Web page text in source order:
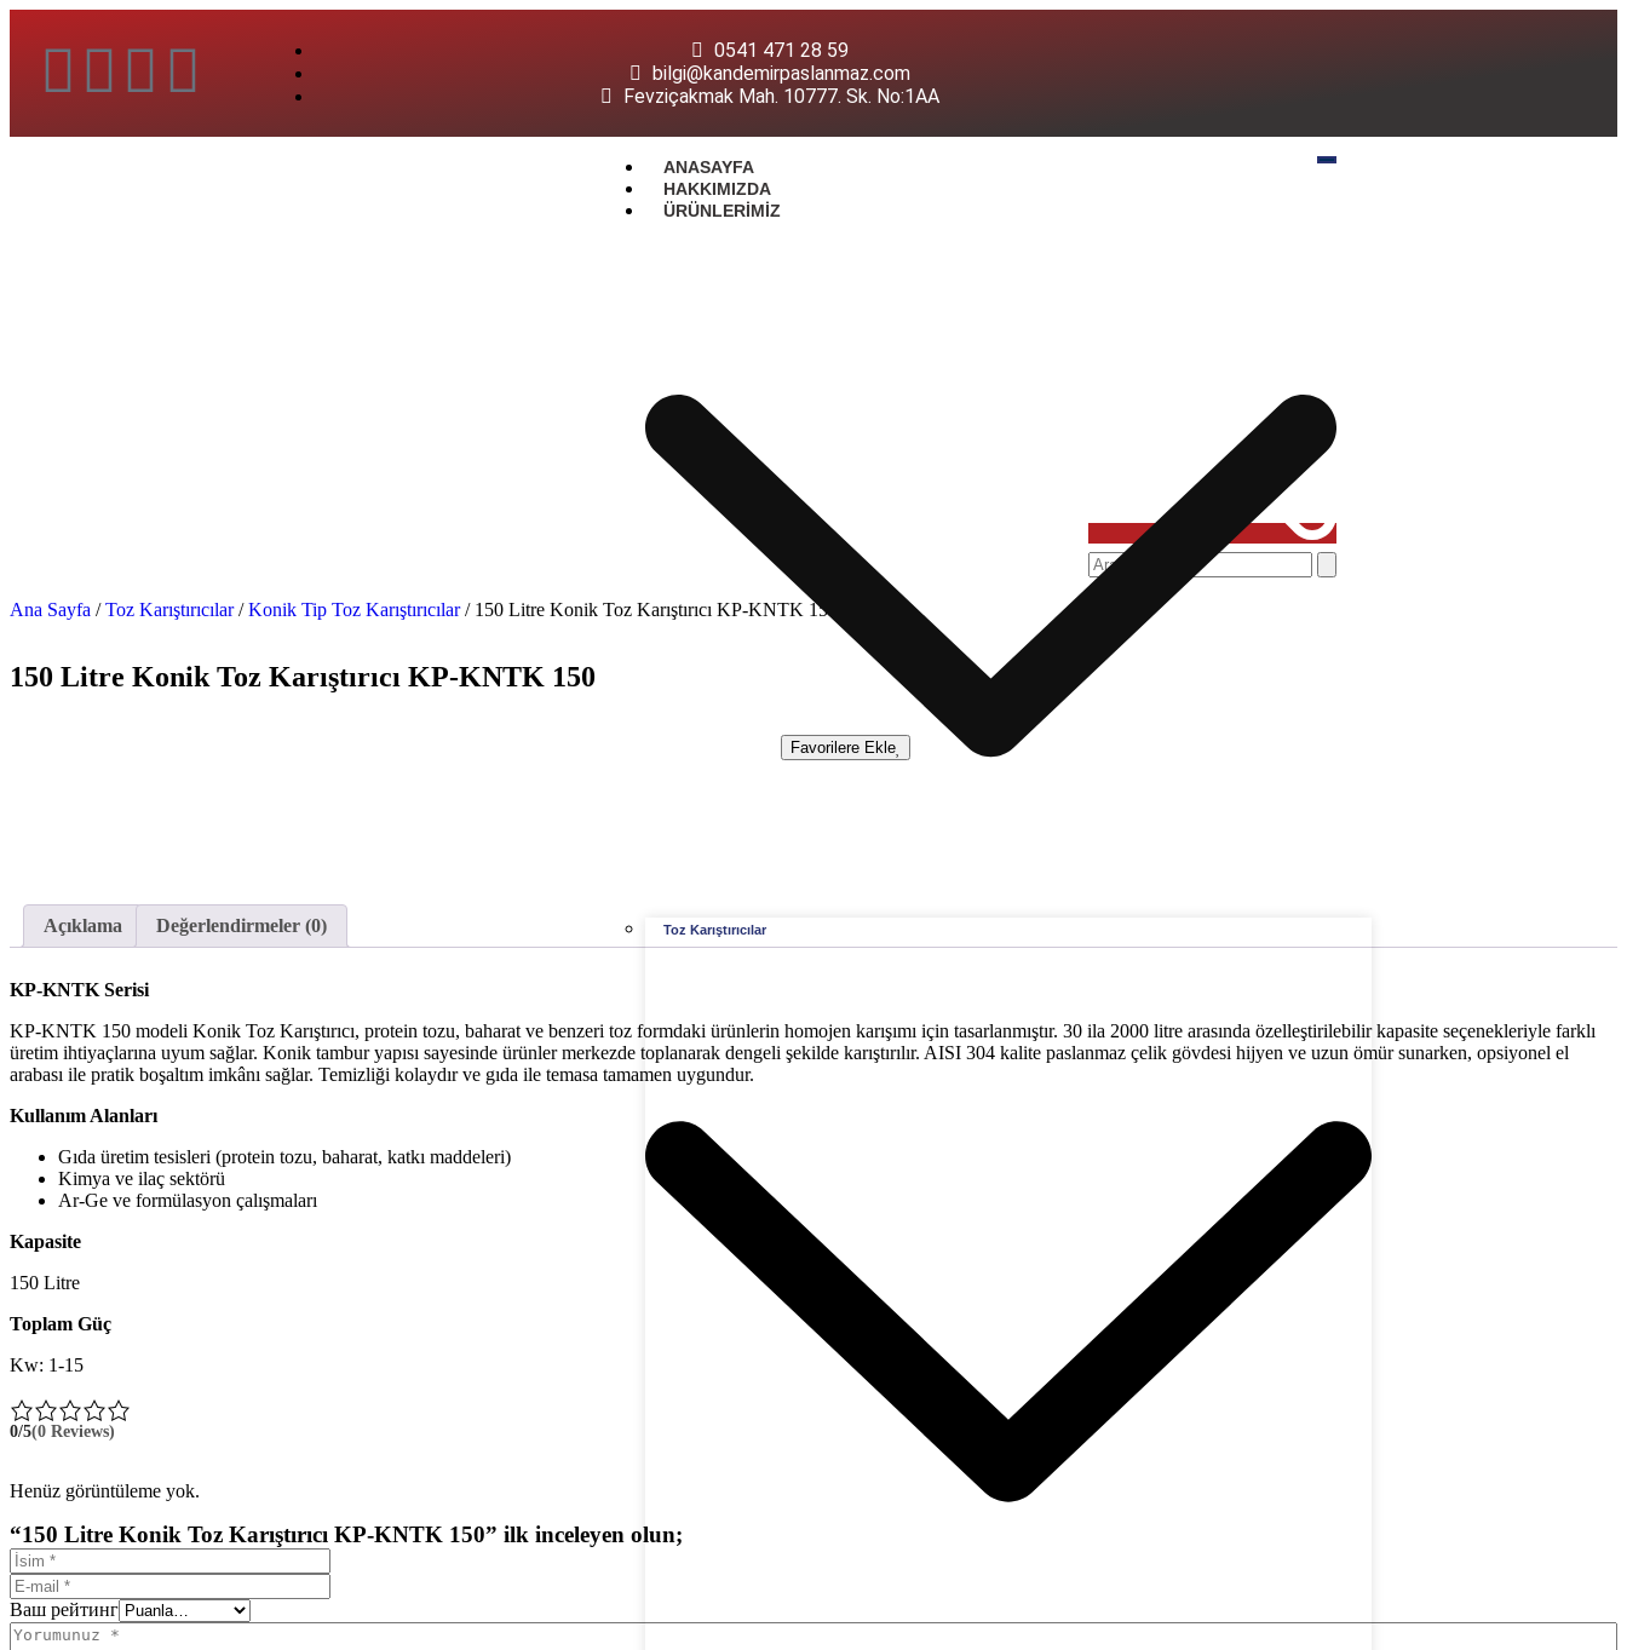
0541 471 28 59
bilgi@kandemirpaslanmaz.com
Fevziçakmak Mah. 10777. Sk. No:1AA
ANASAYFA
HAKKIMIZDA
ÜRÜNLERIMIZ
Toz Karıştırıcılar
Ana Sayfa /Toz Karıştırıcılar/Konik Tip Toz Karıştırıcılar/ 150 Litre Konik Toz Karıştırıcı KP-KNTK 150
150 Litre Konik Toz Karıştırıcı KP-KNTK 150
Favorilere Ekle
Açıklama Değerlendirmeler (0)
KP-KNTK Serisi
KP-KNTK 150 modeli Konik Toz Karıştırıcı, protein tozu, baharat ve benzeri toz formdaki ürünlerin homojen karışımı için tasarlanmıştır. 30 ila 2000 litre arasında özelleştirilebilir kapasite seçenekleriyle farklı
üretim ihtiyaçlarına uyum sağlar. Konik tambur yapısı sayesinde ürünler merkezde toplanarak dengeli şekilde karıştırılır. AISI 304 kalite paslanmaz çelik gövdesi hijyen ve uzun ömür sunarken, opsiyonel el
arabası ile pratik boşaltım imkânı sağlar. Temizliği kolaydır ve gıda ile temasa tamamen uygundur.
Kullanım Alanları
Gıda üretim tesisleri (protein tozu, baharat, katkı maddeleri)
Kimya ve ilaç sektörü
Ar-Ge ve formülasyon çalışmaları
Kapasite
150 Litre
Toplam Güç
Kw: 1-15
0/5(0 Reviews)
Henüz görüntüleme yok.
“150 Litre Konik Toz Karıştırıcı KP-KNTK 150” ilk inceleyen olun;
Ваш рейтинг